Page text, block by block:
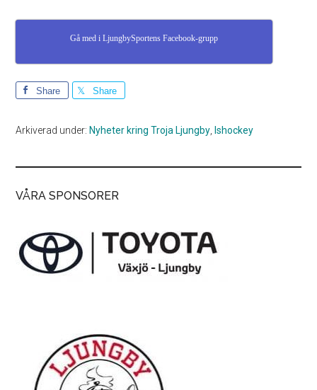
Gå med i LjungbySportens Facebook-grupp
Share Share
Arkiverad under: Nyheter kring Troja Ljungby Ishockey
VÅRA SPONSORER